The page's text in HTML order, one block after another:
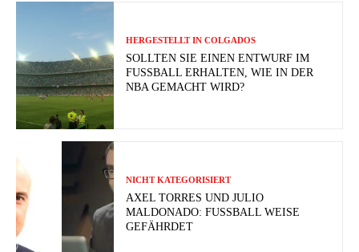
HERGESTELLT IN COLGADOS
SOLLTEN SIE EINEN ENTWURF IM
FUSSBALL ERHALTEN, WIE IN DER N
BA GEMACHT WIRD?
NICHT KATEGORISIERT
AXEL TORRES UND JULIO
MALDONADO: FUSSBALL WEISE G
EFÄHRDET